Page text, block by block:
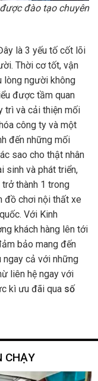
đào tạo chuyên
là 3 yếu tố cốt lõi
Thời cơ tốt, vận
lòng người không
được tầm quan
trì và cải thiện mối
công ty và một
đến những mối
sao cho thật nhân
sinh và phát triển,
thành 1 trong
đồ chơi nội thất xe
Với Kinh
khách hàng lên tới
bảo mang đến
ngay cả với những
liên hệ ngay với
kì ưu đãi qua số
CHẠY